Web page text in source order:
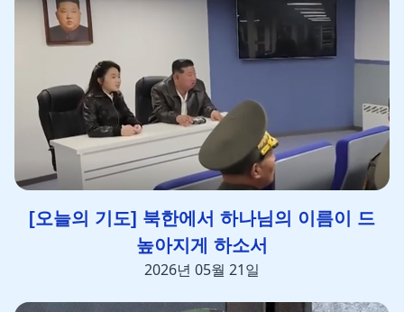
[오늘의 기도] 북한에서 하나님의 이름이 드
높아지게 하소서
2026년 05월 21일